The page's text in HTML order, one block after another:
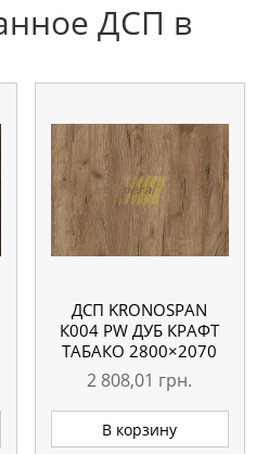
ДСП в
ДСП KRONOSPAN
К004 PW ДУБ КРАФТ
ТАБАКО 2800×2070
18 ММ
2 808,01 грн.
В корзину